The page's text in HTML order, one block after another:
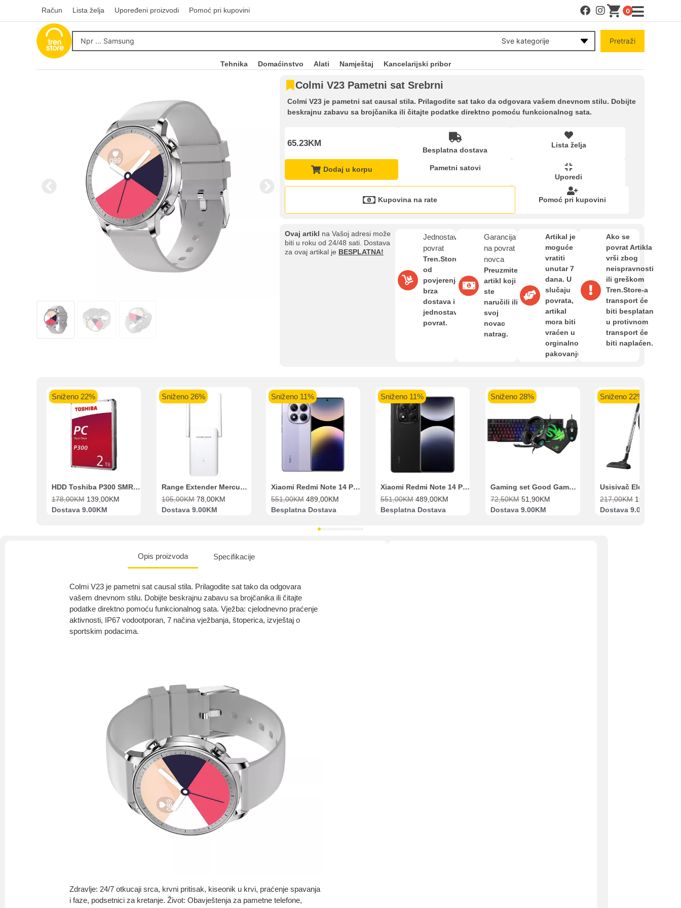
Račun Lista želja Upoređeni proizvodi Pomoć pri kupovini 0
Sve kategorije Pretraži
Tehnika Domaćinstvo Alati Namještaj Kancelarijski pribor
Colmi V23 Pametni sat Srebrni
Colmi V23 je pametni sat causal stila. Prilagodite sat tako da odgovara vašem dnevnom stilu. Dobijte
beskrajnu zabavu sa brojčanika ili čitajte podatke direktno pomoću funkcionalnog sata.
65.23KM
Besplatna dostava
Lista želja
Dodaj u korpu
Pametni satovi
Uporedi
Kupovina na rate Pomoć pri kupovini
Ovaj artikl na Vašoj adresi može
biti u roku od 24/48 sati. Dostava
za ovaj artikal je BESPLATNA!
Jednostavan
povrat
Tren.Store
od
povjerenja,
brza
dostava i
jednostavan
povrat.
Garancija
na povrat
novca
Preuzmite
artikl koji
ste
naručili ili
svoj
novac
natrag.
Artikal je
moguće
vratiti
unutar 7
dana. U
slučaju
povrata,
artikal
mora biti
vraćen u
orginalnom
pakovanju.
Ako se
povrat Artikla
vrši zbog
neispravnosti
ili greškom
Tren.Store-a
transport će
biti besplatan
u protivnom
transport će
biti naplaćen.
Sniženo 22%
HDD Toshiba P300 SMR 3.5″ 2TB SATA III
178,00KM 139,00KM
Dostava 9.00KM
Sniženo 26%
Range Extender Mercusys AX3000 ME80X Wi-Fi 6
105,00KM 78,00KM
Dostava 9.00KM
Sniženo 11%
Xiaomi Redmi Note 14 Pro 8GB 256GB Ljubičasti
551,00KM 489,00KM
Besplatna Dostava
Sniženo 11%
Xiaomi Redmi Note 14 Pro 8GB 256GB Crni
551,00KM 489,00KM
Besplatna Dostava
Sniženo 28%
Gaming set Good Game Tastatura, Miš, Slušalice i podloga za miš
72,50KM 51,90KM
Dostava 9.00KM
Sniženo 22%
217,00KM 169,00
Dostava 9.00KM
Opis proizvoda Specifikacije
Colmi V23 je pametni sat causal stila. Prilagodite sat tako da odgovara
vašem dnevnom stilu. Dobijte beskrajnu zabavu sa brojčanika ili čitajte
podatke direktno pomoću funkcionalnog sata. Vježba: cjelodnevno praćenje
aktivnosti, IP67 vodootporan, 7 načina vježbanja, štoperica, izvještaj o
sportskim podacima.
Zdravlje: 24/7 otkucaji srca, krvni pritisak, kiseonik u krvi, praćenje spavanja
i faze, podsetnici za kretanje. Život: Obavještenja za pametne telefone,
Račun
Upoređeni proizvodi
Informacije o dostavi
O nama
Privatnost kupca
Kupovina na rate
Kupovinu na rate možete obaviti ukoliko posjedujete jednu od slikovito prikazanih kartica ispod.
Sparkasse banka
MasterCard
Raiffeisen banka VISA
Magic Card do 36 rata
Pomoć pri kupovini
Bit će uračunati bankarski troškovi u iznosi od 3.5%